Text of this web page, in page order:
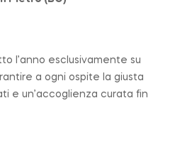
l’anno esclusivamente su
a ogni ospite la giusta
e un’accoglienza curata fin